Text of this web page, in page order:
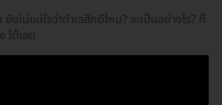
งไม่แน่ใจว่าทำเลสิกดีไหม? จะเป็นอย่างไร? ก็
ด้เลย